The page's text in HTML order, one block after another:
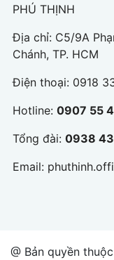
PHÚ THỊNH
Địa chỉ: C5/9A
Chánh, TP. HCM
Điện thoại: 0918
Hotline: 0907 55
Tổng đài: 0938
Email:
@ Bản quyền